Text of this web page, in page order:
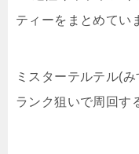
ティーをまとめてい
ミスターテルテル(
ランク狙いで周回す